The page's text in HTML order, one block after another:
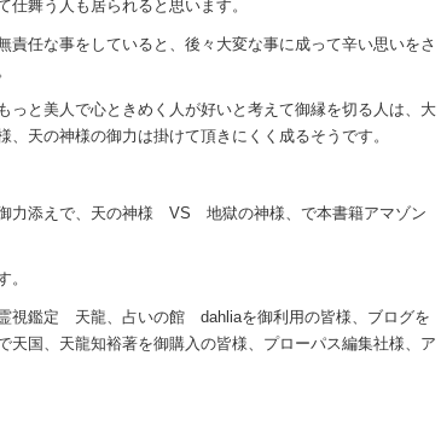
舞う人も居られると思います。
任な事をしていると、後々大変な事に成って辛い思いをさ
っと美人で心ときめく人が好いと考えて御縁を切る人は、大
天の神様の御力は掛けて頂きにくく成るそうです。
力添えで、天の神様 VS 地獄の神様、で本書籍アマゾン
。
視鑑定 天龍、占いの館 dahliaを御利用の皆様、ブログを
天国、天龍知裕著を御購入の皆様、プローパス編集社様、ア